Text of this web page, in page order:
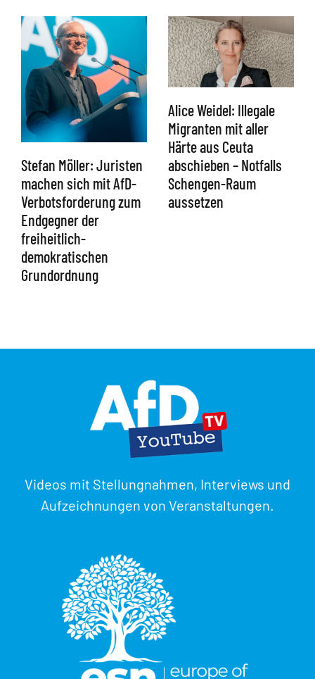
Stefan Möller: Juristen
machen sich mit AfD-
Verbotsforderung zum
Endgegner der
freiheitlich-
demokratischen
Grundordnung
Alice Weidel: Illegale
Migranten mit aller
Härte aus Ceuta
abschieben – Notfalls
Schengen-Raum
aussetzen
Videos mit Stellungnahmen, Interviews und
Aufzeichnungen von Veranstaltungen.